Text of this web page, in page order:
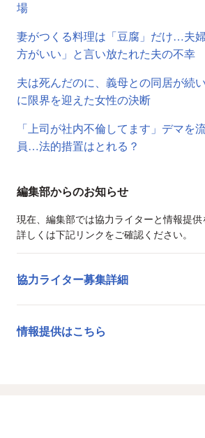
場
妻がつくる料理は「豆腐」だけ…夫
方がいい」と言い放たれた夫の不幸
夫は死んだのに、義母との同居が続
に限界を迎えた女性の決断
「上司が社内不倫してます」デマを
員…法的措置はとれる？
編集部からのお知らせ
現在、編集部では協力ライターと情報提供
詳しくは下記リンクをご確認ください。
協力ライター募集詳細
情報提供はこちら